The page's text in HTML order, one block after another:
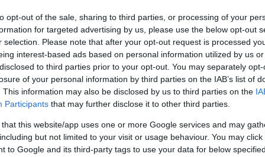
opt-out of the sale, sharing to third parties, or processing of your
for targeted advertising by us, please use the below opt-out
selection. Please note that after your opt-out request is processed
interest-based ads based on personal information utilized by us
to third parties prior to your opt-out. You may separately
of your personal information by third parties on the IAB’s list of
This information may also be disclosed by us to third parties on the
Participants that may further disclose it to other third parties.
that this website/app uses one or more Google services and may
but not limited to your visit or usage behaviour. You may
to Google and its third-party tags to use your data for below
στην όγδοη θέση, με εντυπωσιακή
αποτυπώνει τη στροφή αρκετών
προσβάσιμες αποδράσεις εντός
με αύξηση 13%, επιβεβαιώνοντας τη
για σύντομες αποδράσεις.
και το Παρίσι παραμένουν σταθερά ψηλά
καταλαμβάνοντας τη δεύτερη και την τρίτη